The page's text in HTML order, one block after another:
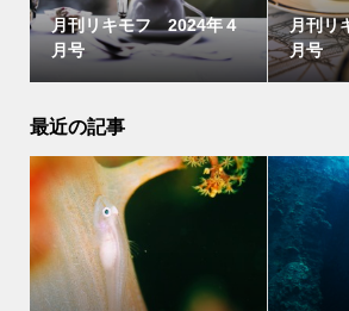
月刊リキモフ 2024年４
月号
月刊リ
月号
最近の記事